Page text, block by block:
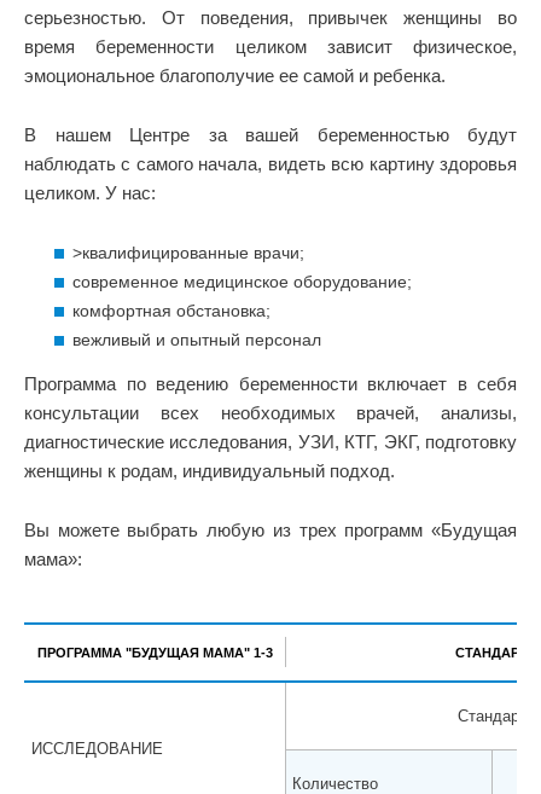
серьезностью. От поведения, привычек женщины во
время беременности целиком зависит физическое,
эмоциональное благополучие ее самой и ребенка.
В нашем Центре за вашей беременностью будут
наблюдать с самого начала, видеть всю картину здоровья
целиком. У нас:
>квалифицированные врачи;
современное медицинское оборудование;
комфортная обстановка;
вежливый и опытный персонал
Программа по ведению беременности включает в себя
консультации всех необходимых врачей, анализы,
диагностические исследования, УЗИ, КТГ, ЭКГ, подготовку
женщины к родам, индивидуальный подход.
Вы можете выбрать любую из трех программ «Будущая
мама»:
ПРОГРАММА "БУДУЩАЯ МАМА" 1-3 СТАНДАРТ
ИССЛЕДОВАНИЕ
Стандарт
Количество